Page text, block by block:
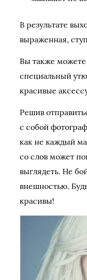
В результате
выраженная,
Вы также можете
специальный
красивые
Решив
с собой
как не каждый
со слов может
выглядеть. Не
внешностью.
красивы!